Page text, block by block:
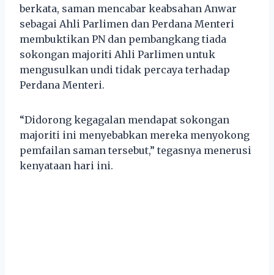
berkata, saman mencabar keabsahan Anwar
sebagai Ahli Parlimen dan Perdana Menteri
membuktikan PN dan pembangkang tiada
sokongan majoriti Ahli Parlimen untuk
mengusulkan undi tidak percaya terhadap
Perdana Menteri.
“Didorong kegagalan mendapat sokongan
majoriti ini menyebabkan mereka menyokong
pemfailan saman tersebut,” tegasnya menerusi
kenyataan hari ini.